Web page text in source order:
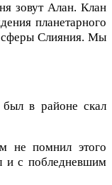
зовут Алан. Клан
планетарного
сферы Слияния. Мы
в районе скал
не помнил этого
и с побледневшим